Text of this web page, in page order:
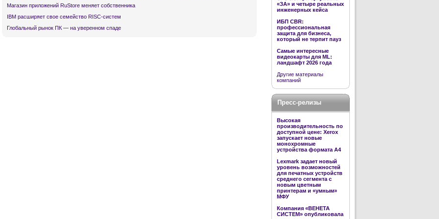
Магазин приложений RuStore меняет собственника
IBM расширяет свое семейство RISC-систем
Глобальный рынок ПК — на уверенном спаде
«ЗА» и четыре реальных
инженерных кейса
ИБП CBR:
профессиональная
защита для бизнеса,
который не терпит пауз
Самые интересные
видеокарты для ML:
ландшафт 2026 года
Другие материалы
компаний
Пресс-релизы
Высокая
производительность по
доступной цене: Xerox
запускает новые
монохромные
устройства формата А4
Lexmark задает новый
уровень возможностей
для печатных устройств
среднего сегмента с
новым цветным
принтерам и «умным»
МФУ
Компания «ВЕНЕТА
СИСТЕМ» опубликовала